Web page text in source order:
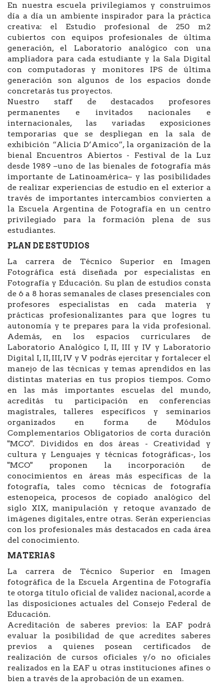
En nuestra escuela privilegiamos y construimos
día a día un ambiente inspirador para la práctica
creativa: el Estudio profesional de 250 m2
cubiertos con equipos profesionales de última
generación, el Laboratorio analógico con una
ampliadora para cada estudiante y la Sala Digital
con computadoras y monitores IPS de última
generación son algunos de los espacios donde
concretarás tus proyectos.
Nuestro staff de destacados profesores
permanentes e invitados nacionales e
internacionales, las variadas exposiciones
temporarias que se despliegan en la sala de
exhibición “Alicia D’Amico”, la organización de la
bienal Encuentros Abiertos - Festival de la Luz
desde 1989 –uno de las bienales de fotografía más
importante de Latinoamérica– y las posibilidades
de realizar experiencias de estudio en el exterior a
través de importantes intercambios convierten a
la Escuela Argentina de Fotografía en un centro
privilegiado para la formación plena de sus
estudiantes.
PLAN DE ESTUDIOS
La carrera de Técnico Superior en Imagen
Fotográfica está diseñada por especialistas en
Fotografía y Educación. Su plan de estudios consta
de 6 a 8 horas semanales de clases presenciales con
profesores especialistas en cada materia y
prácticas profesionalizantes para que logres tu
autonomía y te prepares para la vida profesional.
Además, en los espacios curriculares de
Laboratorio Analógico I, II, III y IV y Laboratorio
Digital I, II, III, IV y V podrás ejercitar y fortalecer el
manejo de las técnicas y temas aprendidos en las
distintas materias en tus propios tiempos. Como
en las más importantes escuelas del mundo,
acreditás tu participación en conferencias
magistrales, talleres específicos y seminarios
organizados en forma de Módulos
Complementarios Obligatorios de corta duración
"MCO". Divididos en dos áreas - Creatividad y
cultura y Lenguajes y técnicas fotográficas-, los
"MCO" proponen la incorporación de
conocimientos en áreas más específicas de la
fotografía, tales como técnicas de fotografía
estenopeica, procesos de copiado analógico del
siglo XIX, manipulación y retoque avanzado de
imágenes digitales, entre otras. Serán experiencias
con los profesionales más destacados en cada área
del conocimiento.
MATERIAS
La carrera de Técnico Superior en Imagen
fotográfica de la Escuela Argentina de Fotografía
te otorga título oficial de validez nacional, acorde a
las disposiciones actuales del Consejo Federal de
Educación.
Acreditación de saberes previos: la EAF podrá
evaluar la posibilidad de que acredites saberes
previos a quienes posean certificados de
realización de cursos oficiales y/o no oficiales
realizados en la EAF u otras instituciones afines o
bien a través de la aprobación de un examen.